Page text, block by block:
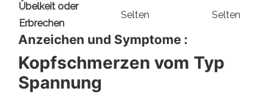
Übelkeit oder
Erbrechen
Selten Selten
Anzeichen und Symptome :
Kopfschmerzen vom Typ
Spannung